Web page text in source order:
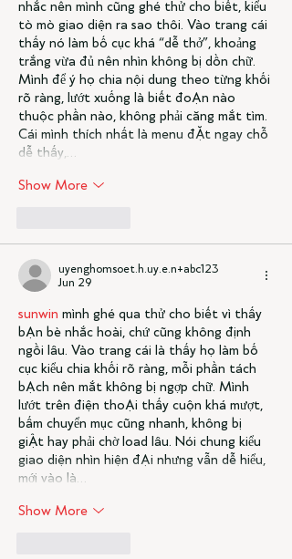
nhắc nên mình cũng ghé thử cho biết, kiểu
tò mò giao diện ra sao thôi. Vào trang cái
thấy nó làm bố cục khá “dễ thở”, khoảng
trắng vừa đủ nên nhìn không bị dồn chữ.
Mình để ý họ chia nội dung theo từng khối
rõ ràng, lướt xuống là biết đoạn nào
thuộc phần nào, không phải căng mắt tìm.
Cái mình thích nhất là menu đặt ngay chỗ
dễ thấy,…
Show More
uyenghomsoet.h.uy.e.n+abc123
Jun 29
sunwin mình ghé qua thử cho biết vì thấy
bạn bè nhắc hoài, chứ cũng không định
ngồi lâu. Vào trang cái là thấy họ làm bố
cục kiểu chia khối rõ ràng, mỗi phần tách
bạch nên mắt không bị ngợp chữ. Mình
lướt trên điện thoại thấy cuộn khá mượt,
bấm chuyển mục cũng nhanh, không bị
giật hay phải chờ load lâu. Nói chung kiểu
giao diện nhìn hiện đại nhưng vẫn dễ hiểu,
mới vào là…
Show More